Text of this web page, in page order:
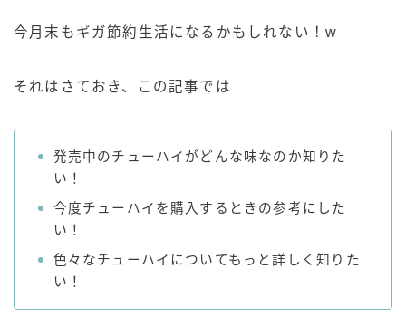
ほろよい
角ハイボール
GREEN1/2（グリーンハーフ）
アサヒ
贅沢搾り
樽ハイ倶楽部
ザ・レモンクラフト
今月末もギガ節約生活になるかもしれない！w
それはさておき、この記事では
発売中のチューハイがどんな味なのか知りた
い！
今度チューハイを購入するときの参考にした
い！
色々なチューハイについてもっと詳しく知りた
い！